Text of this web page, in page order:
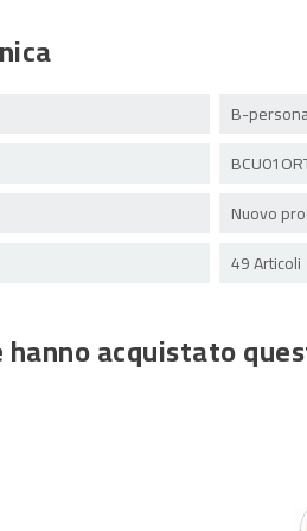
B-
Nuovo
49 Articoli
acquistato